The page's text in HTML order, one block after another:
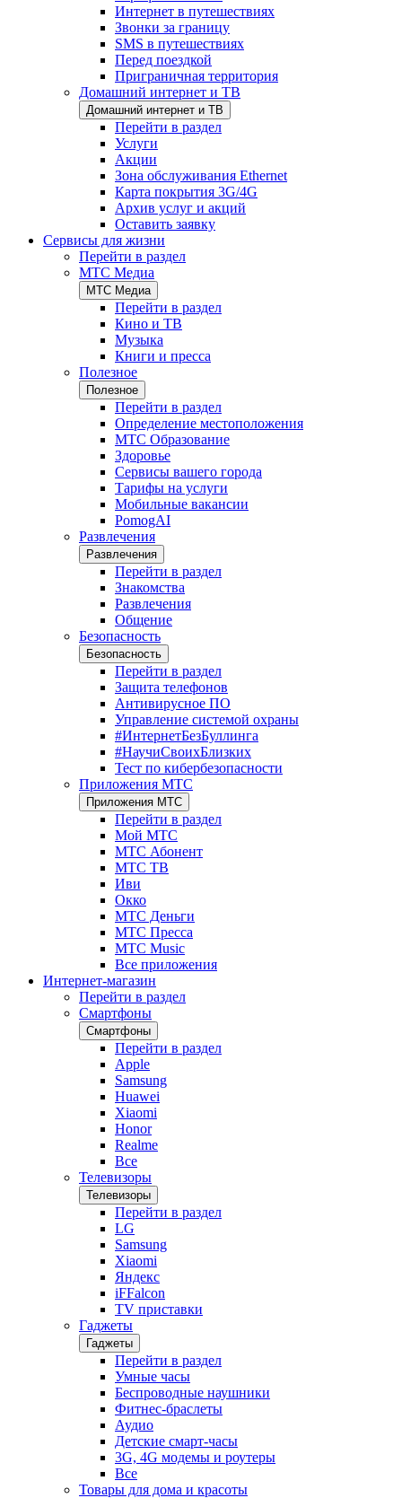
Интернет в путешествиях
Звонки за границу
SMS в путешествиях
Перед поездкой
Приграничная территория
Домашний интернет и ТВ
Домашний интернет и ТВ
Перейти в раздел
Услуги
Акции
Зона обслуживания Ethernet
Карта покрытия 3G/4G
Архив услуг и акций
Оставить заявку
Сервисы для жизни
Перейти в раздел
МТС Медиа
МТС Медиа
Перейти в раздел
Кино и ТВ
Музыка
Книги и пресса
Полезное
Полезное
Перейти в раздел
Определение местоположения
МТС Образование
Здоровье
Сервисы вашего города
Тарифы на услуги
Мобильные вакансии
PomogAI
Развлечения
Развлечения
Перейти в раздел
Знакомства
Развлечения
Общение
Безопасность
Безопасность
Перейти в раздел
Защита телефонов
Антивирусное ПО
Управление системой охраны
#ИнтернетБезБуллинга
#НаучиСвоихБлизких
Тест по кибербезопасности
Приложения МТС
Приложения МТС
Перейти в раздел
Мой МТС
МТС Абонент
МТС ТВ
Иви
Окко
МТС Деньги
МТС Пресса
МТС Music
Все приложения
Интернет-магазин
Перейти в раздел
Смартфоны
Смартфоны
Перейти в раздел
Apple
Samsung
Huawei
Xiaomi
Honor
Realme
Все
Телевизоры
Телевизоры
Перейти в раздел
LG
Samsung
Xiaomi
Яндекс
iFFalcon
TV приставки
Гаджеты
Гаджеты
Перейти в раздел
Умные часы
Беспроводные наушники
Фитнес-браслеты
Аудио
Детские смарт-часы
3G, 4G модемы и роутеры
Все
Товары для дома и красоты